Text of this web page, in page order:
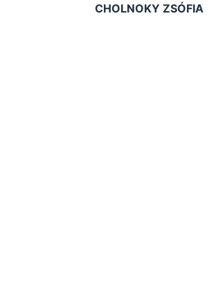
CHOLNOKY ZSÓFIA